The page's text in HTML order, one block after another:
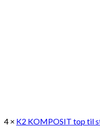
4 × K2 KOMPOSIT top til